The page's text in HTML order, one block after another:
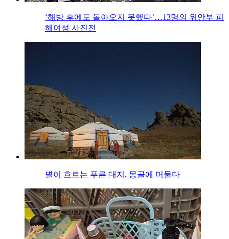
‘해방 후에도 돌아오지 못했다’…13명의 위안부 피
해여성 사진전
별이 흐르는 푸른 대지, 몽골에 머물다